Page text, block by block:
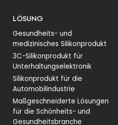
LÖSUNG
Gesundheits- und
medizinisches Silikonprodukt
3C-Silikonprodukt für
Unterhaltungselektronik
Silikonprodukt für die
Automobilindustrie
Maßgeschneiderte Lösungen
für die Schönheits- und
Gesundheitsbranche